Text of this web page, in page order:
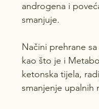
androgena i
smanjuje.
Načini prehrane
kao što je i
ketonska tijela,
smanjenje upalnih